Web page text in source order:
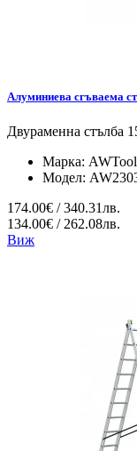
Алуминиева сгъваема
Двураменна стълба
Марка:
Модел:
174.00€ / 340.31лв.
134.00€ / 262.08лв.
Виж